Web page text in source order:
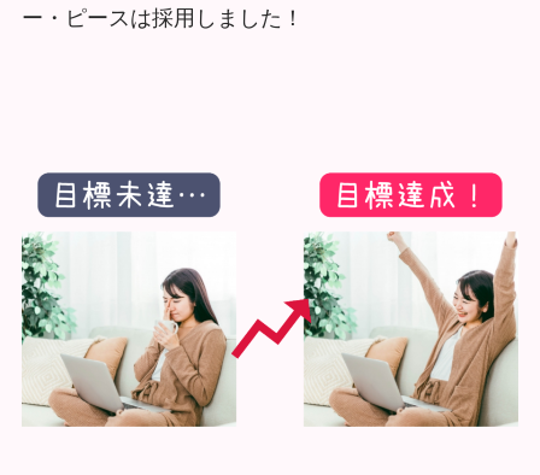
ー・ピースは採用しました！